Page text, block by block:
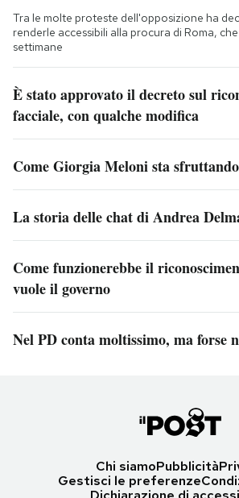
Tra le molte proteste dell'opposizione ha
renderle accessibili alla procura di Roma,
settimane
È stato approvato il decreto sul
facciale, con qualche modifica
Come Giorgia Meloni sta
La storia delle chat di Andrea
Come funzionerebbe il
vuole il governo
Nel PD conta moltissimo, ma forse
Chi siamoPubblicità
Gestisci le preferenze